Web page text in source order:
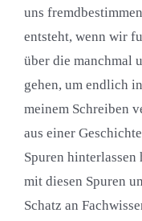
uns
entsteht, wenn wir
über die manchmal
gehen, um endlich
meinem Schreiben
aus einer
Spuren hinterlassen
mit diesen Spuren
Schatz an